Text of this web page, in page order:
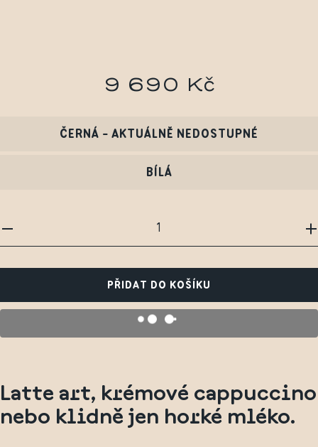
9 690 Kč
ČERNÁ - AKTUÁLNĚ NEDOSTUPNÉ
BÍLÁ
PŘIDAT DO KOŠÍKU
Latte art, krémové cappuccino
nebo klidně jen horké mléko.